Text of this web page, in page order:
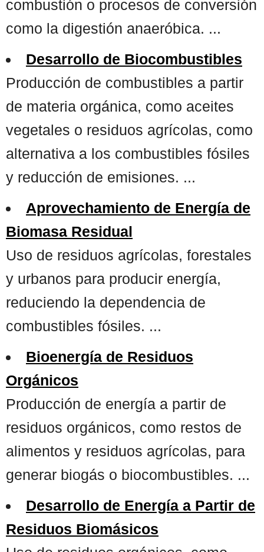
combustión o procesos de conversión
como la digestión anaeróbica. ...
Desarrollo de Biocombustibles
Producción de combustibles a partir
de materia orgánica, como aceites
vegetales o residuos agrícolas, como
alternativa a los combustibles fósiles
y reducción de emisiones. ...
Aprovechamiento de Energía de
Biomasa Residual
Uso de residuos agrícolas, forestales
y urbanos para producir energía,
reduciendo la dependencia de
combustibles fósiles. ...
Bioenergía de Residuos
Orgánicos
Producción de energía a partir de
residuos orgánicos, como restos de
alimentos y residuos agrícolas, para
generar biogás o biocombustibles. ...
Desarrollo de Energía a Partir de
Residuos Biomásicos